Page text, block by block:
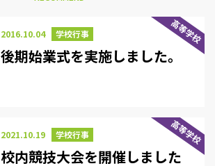
高等学校
2016.10.04 学校行事
後期始業式を実施しました。
高等学校
2021.10.19 学校行事
校内競技大会を開催しました